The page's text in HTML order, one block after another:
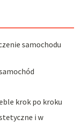
samochodu
krok po kroku
i w